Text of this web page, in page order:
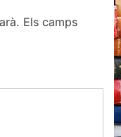
Els camps